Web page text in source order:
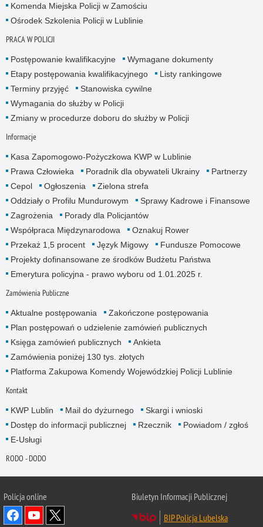
Komenda Miejska Policji w Zamościu
Ośrodek Szkolenia Policji w Lublinie
PRACA W POLICJI
Postępowanie kwalifikacyjne
Wymagane dokumenty
Etapy postępowania kwalifikacyjnego
Listy rankingowe
Terminy przyjęć
Stanowiska cywilne
Wymagania do służby w Policji
Zmiany w procedurze doboru do służby w Policji
Informacje
Kasa Zapomogowo-Pożyczkowa KWP w Lublinie
Prawa Człowieka
Poradnik dla obywateli Ukrainy
Partnerzy
Cepol
Ogłoszenia
Zielona strefa
Oddziały o Profilu Mundurowym
Sprawy Kadrowe i Finansowe
Zagrożenia
Porady dla Policjantów
Współpraca Międzynarodowa
Oznakuj Rower
Przekaż 1,5 procent
Język Migowy
Fundusze Pomocowe
Projekty dofinansowane ze środków Budżetu Państwa
Emerytura policyjna - prawo wyboru od 1.01.2025 r.
Zamówienia Publiczne
Aktualne postępowania
Zakończone postępowania
Plan postępowań o udzielenie zamówień publicznych
Księga zamówień publicznych
Ankieta
Zamówienia poniżej 130 tys. złotych
Platforma Zakupowa Komendy Wojewódzkiej Policji Lublinie
Kontakt
KWP Lublin Mail do dyżurnego
Skargi i wnioski
Dostęp do informacji publicznej
Rzecznik
Powiadom / zgłoś
E-Usługi
RODO - DODO
Policja online
Biuletyn Informacji Publicznej
BIP Policja Lubelska